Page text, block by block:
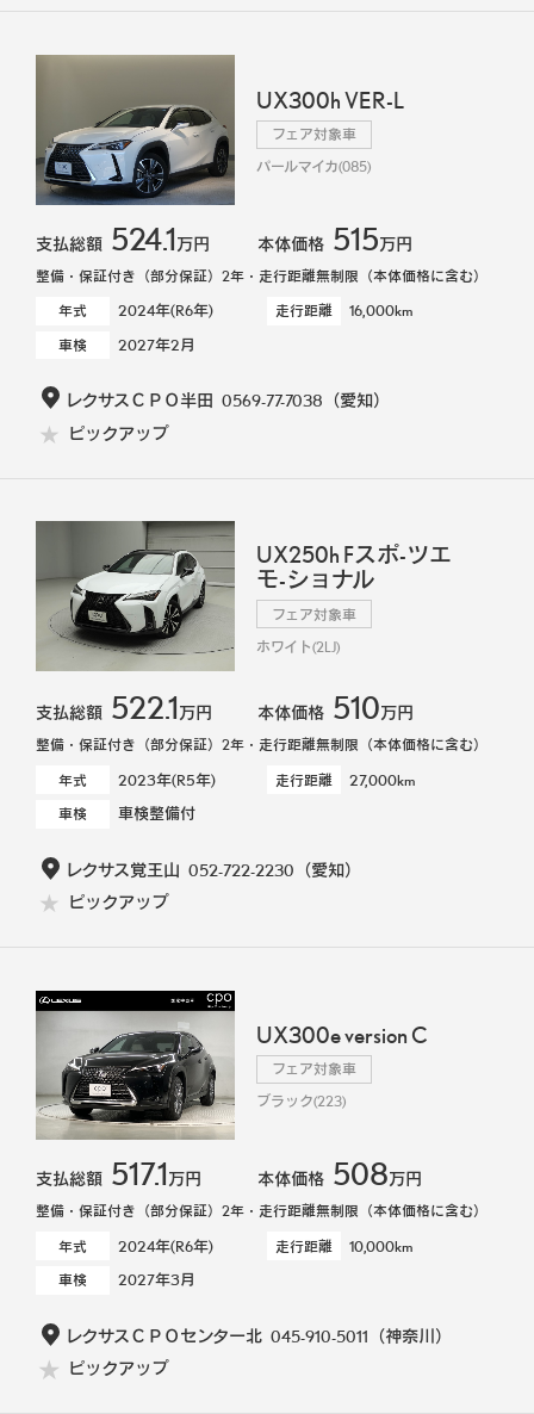
UX300h VER-L
フェア対象車
パールマイカ(085)
支払総額 524.1万円 本体価格 515万円
整備・保証付き（部分保証）2年・走行距離無制限（本体価格に含む）
年式
2024年(R6年) 走行距離 16,000km
車検 2027年2月
レクサスＣＰＯ半田 0569-77-7038 （愛知）
ピックアップ
UX250h Fスポ-ツエ
モ-ショナル
フェア対象車
ホワイト(2LJ)
支払総額 522.1万円 本体価格 510万円
整備・保証付き（部分保証）2年・走行距離無制限（本体価格に含む）
年式
2023年(R5年) 走行距離 27,000km
車検 車検整備付
レクサス覚王山 052-722-2230 （愛知）
ピックアップ
UX300e version C
フェア対象車
ブラック(223)
支払総額 517.1万円 本体価格 508万円
整備・保証付き（部分保証）2年・走行距離無制限（本体価格に含む）
年式
2024年(R6年) 走行距離 10,000km
車検 2027年3月
レクサスＣＰＯセンター北 045-910-5011 （神奈川）
ピックアップ